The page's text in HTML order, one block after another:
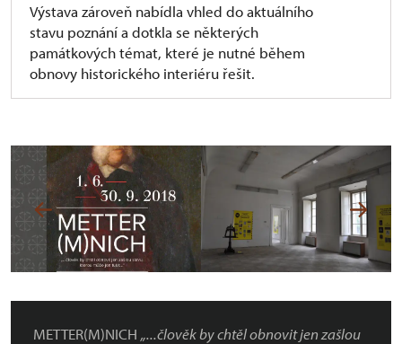
Výstava zároveň nabídla vhled do aktuálního
stavu poznání a dotkla se některých
památkových témat, které je nutné během
obnovy historického interiéru řešit.
METTER(M)NICH „...člověk by chtěl obnovit jen zašlou